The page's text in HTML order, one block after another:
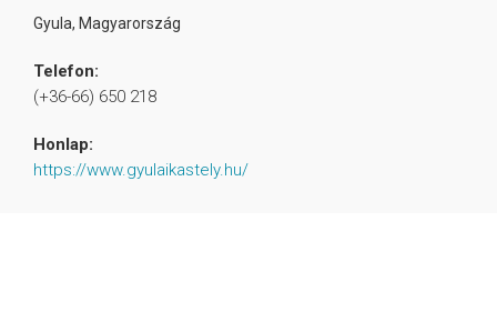
Gyula, Magyarország
Telefon:
(+36-66) 650 218
Honlap:
https://www.gyulaikastely.hu/